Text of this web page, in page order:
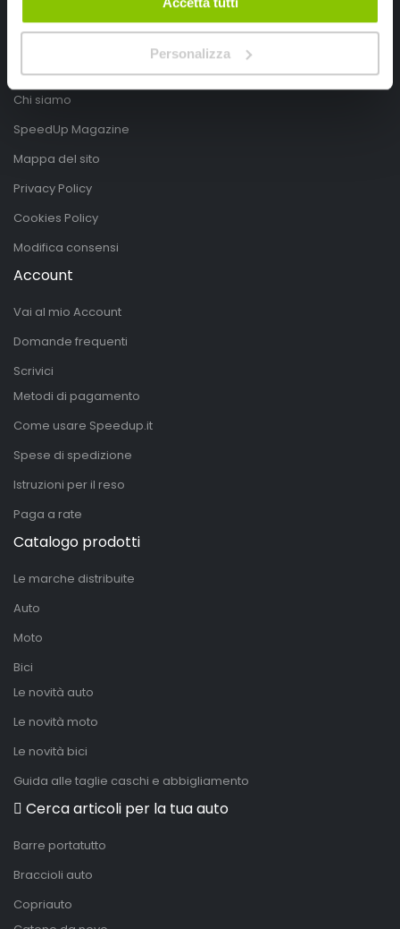
Personalizza
Speedup.it by Trio Group
Telefono0423.601555
Chi siamo
SpeedUp Magazine
Mappa del sito
Privacy Policy
Cookies Policy
Modifica consensi
Account
Vai al mio Account
Domande frequenti
Scrivici
Metodi di pagamento
Come usare Speedup.it
Spese di spedizione
Istruzioni per il reso
Paga a rate
Catalogo prodotti
Le marche distribuite
Auto
Moto
Bici
Le novità auto
Le novità moto
Le novità bici
Guida alle taglie caschi e abbigliamento
Cerca articoli per la tua auto
Barre portatutto
Braccioli auto
Copriauto